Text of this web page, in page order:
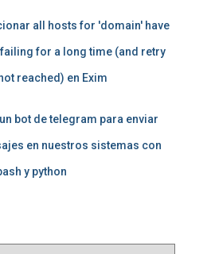
all hosts for 'domain' have
for a long time (and retry
reached) en Exim
bot de telegram para enviar
en nuestros sistemas con
y python